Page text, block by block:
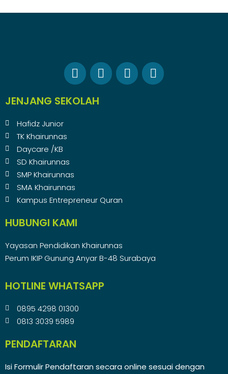
JENJANG SEKOLAH
Hafidz Junior
TK Khairunnas
Daycare /KB
SD Khairunnas
SMP Khairunnas
SMA Khairunnas
Kampus Entrepreneur Quran
HUBUNGI KAMI
Yayasan Pendidikan Khairunnas
Perum IKIP Gunung Anyar B-48 Surabaya
HOTLINE WHATSAPP
0895 4298 01300
0813 3039 5989
PENDAFTARAN
Isi Formulir Pendaftaran secara online sesuai dengan